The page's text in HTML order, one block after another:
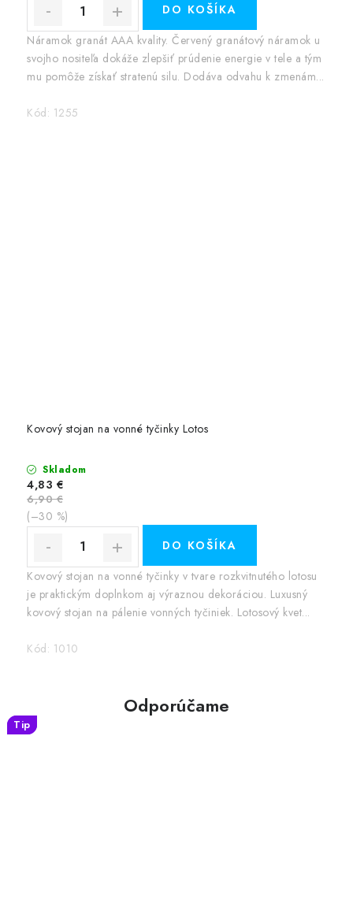
DO KOŠÍKA
Náramok granát AAA kvality. Červený granátový náramok u
svojho nositeľa dokáže zlepšiť prúdenie energie v tele a tým
mu pomôže získať stratenú silu. Dodáva odvahu k zmenám...
Kód: 1255
Kovový stojan na vonné tyčinky Lotos
Skladom
4,83 €
6,90 €
(–30 %)
DO KOŠÍKA
Kovový stojan na vonné tyčinky v tvare rozkvitnutého lotosu
je praktickým doplnkom aj výraznou dekoráciou. Luxusný
kovový stojan na pálenie vonných tyčiniek. Lotosový kvet...
Kód: 1010
Odporúčame
Tip
Tip